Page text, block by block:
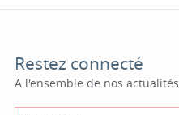
Restez connecté
A l'ensemble de nos actualités